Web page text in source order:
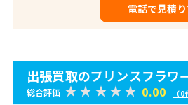
電話で見積
出張買取のプリンスフラワ
総合評価 0.00 （